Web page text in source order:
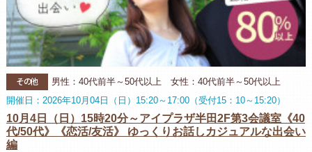
その他
男性：40代前半～50代以上 女性：40代前半～50代以上
開催日：2026年10月04日（日）15:20～17:00（受付15：10～15:20）
10月4日（日）15時20分～アイプラザ半田2F第3会議室《40
代/50代》《恋活/友活》 ゆっくりお話しカジュアルな出会い
編